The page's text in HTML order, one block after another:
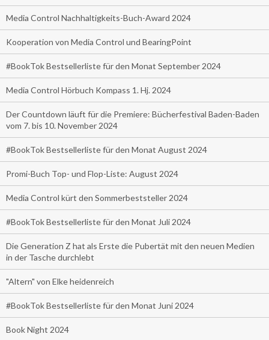
Media Control Nachhaltigkeits-Buch-Award 2024
Kooperation von Media Control und BearingPoint
#BookTok Bestsellerliste für den Monat September 2024
Media Control Hörbuch Kompass 1. Hj. 2024
Der Countdown läuft für die Premiere: Bücherfestival Baden-Baden
vom 7. bis 10. November 2024
#BookTok Bestsellerliste für den Monat August 2024
Promi-Buch Top- und Flop-Liste: August 2024
Media Control kürt den Sommerbeststeller 2024
#BookTok Bestsellerliste für den Monat Juli 2024
Die Generation Z hat als Erste die Pubertät mit den neuen Medien
in der Tasche durchlebt
"Altern" von Elke heidenreich
#BookTok Bestsellerliste für den Monat Juni 2024
Book Night 2024